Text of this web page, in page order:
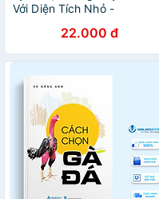
Với Diện Tích Nhỏ -
22.000 đ